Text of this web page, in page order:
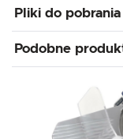
Pliki do pobrania
Podobne